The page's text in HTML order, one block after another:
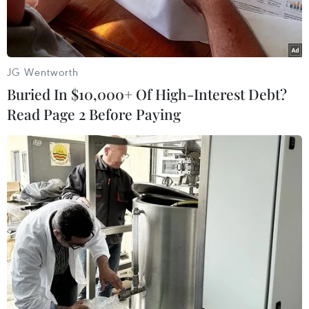
Nghi phạm (trái) vụ sát hại một nữ du học sinh Việt Nam (phải)
tại Geluwe, tỉnh Tây Flanders (Bỉ). (Ảnh: Krant van
Westvlaanderen/TTXVN)
Ngày 9/11, Thẩm phán điều tra thị trấn Ypres đã
ra lệnh bắt giữ một nghi phạm trong vụ giết
người phụ nữ Việt Nam ở thị trấn Geluwe, tỉnh
Tây Flanders của Bỉ.
JG Wentworth
Buried In $10,000+ Of High-Interest Debt?
Read Page 2 Before Paying